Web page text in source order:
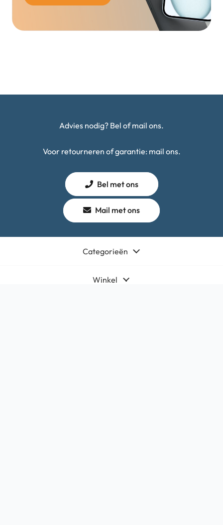
Advies nodig? Bel of mail ons.
Voor retourneren of garantie: mail ons.
Bel met ons
Mail met ons
Categorieën
Winkel